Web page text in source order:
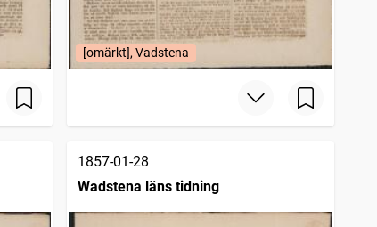
[omärkt], Vadstena
1857-01-28
Wadstena läns tidning